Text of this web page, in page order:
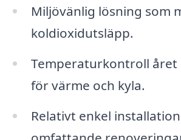
Miljövänlig lösning som
koldioxidutsläpp.
Temperaturkontroll året
för värme och kyla.
Relativt enkel